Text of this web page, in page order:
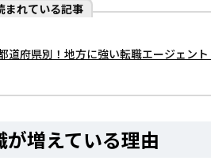
まれている記事
道府県別！地方に強い転職エージェン
が増えている理由